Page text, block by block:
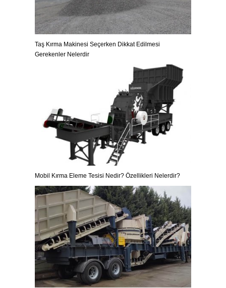
Taş Kırma Makinesi Seçerken Dikkat Edilmesi
Gerekenler Nelerdir
Mobil Kırma Eleme Tesisi Nedir? Özellikleri Nelerdir?